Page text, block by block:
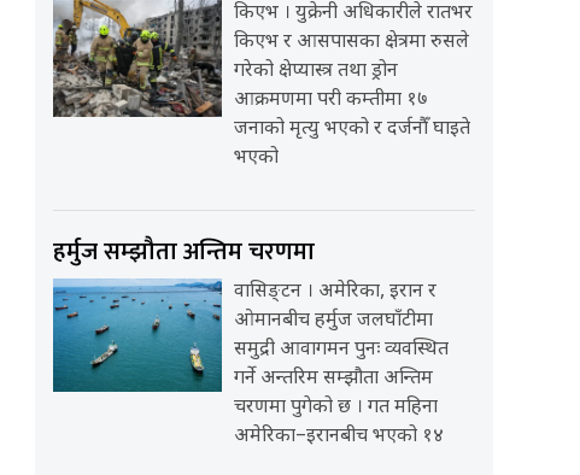
किएभ । युक्रेनी अधिकारीले रातभर
किएभ र आसपासका क्षेत्रमा रुसले
गरेको क्षेप्यास्त्र तथा ड्रोन
आक्रमणमा परी कम्तीमा १७
जनाको मृत्यु भएको र दर्जनौँ घाइते
भएको
हर्मुज सम्झौता अन्तिम चरणमा
वासिङ्टन । अमेरिका, इरान र
ओमानबीच हर्मुज जलघाँटीमा
समुद्री आवागमन पुनः व्यवस्थित
गर्ने अन्तरिम सम्झौता अन्तिम
चरणमा पुगेको छ । गत महिना
अमेरिका–इरानबीच भएको १४